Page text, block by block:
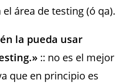
área de testing (ó qa).
la pueda usar
:: no es el mejor
que en principio es